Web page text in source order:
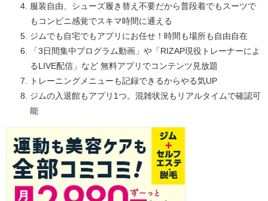
服装自由、シューズ履き替え不要だから普段着でもスーツで
もコンビニ感覚でスキマ時間に通える
ジムでも自宅でもアプリにお任せ！時間も場所も自由自在
「3日間集中プログラム動画」や「RIZAP現役トレーナーによ
るLIVE配信」など 無料アプリでコンテンツ見放題
トレーニングメニューも記録できるからやる気UP
ジムの入退館もアプリ1つ。混雑状況もリアルタイムで確認可
能